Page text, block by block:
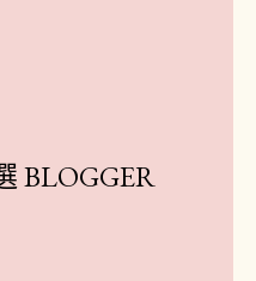
BLOGGER